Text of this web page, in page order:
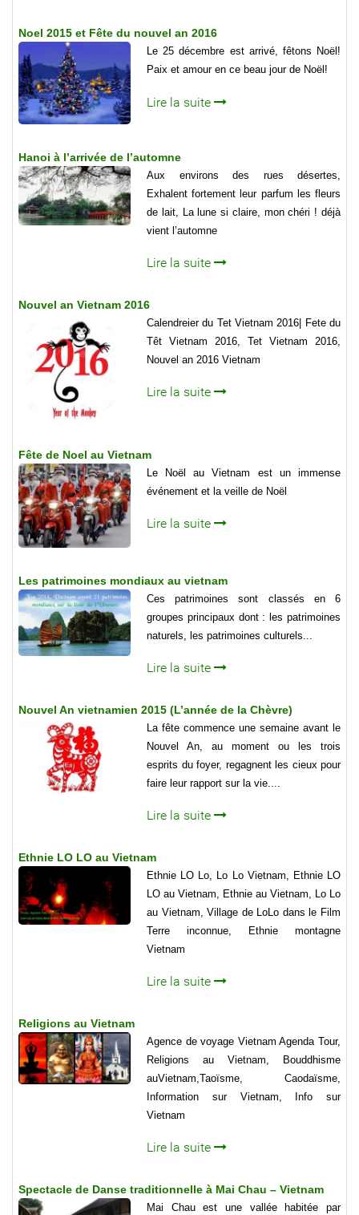
Noel 2015 et Fête du nouvel an 2016
Le 25 décembre est arrivé, fêtons Noël!
Paix et amour en ce beau jour de Noël!
Lire la suite
Hanoi à l’arrivée de l’automne
Aux environs des rues désertes,
Exhalent fortement leur parfum les fleurs
de lait, La lune si claire, mon chéri ! déjà
vient l’automne
Lire la suite
Nouvel an Vietnam 2016
Calendreier du Tet Vietnam 2016| Fete du
Têt Vietnam 2016, Tet Vietnam 2016,
Nouvel an 2016 Vietnam
Lire la suite
Fête de Noel au Vietnam
Le Noël au Vietnam est un immense
événement et la veille de Noël
Lire la suite
Les patrimoines mondiaux au vietnam
Ces patrimoines sont classés en 6
groupes principaux dont : les patrimoines
naturels, les patrimoines culturels...
Lire la suite
Nouvel An vietnamien 2015 (L’année de la Chèvre)
La fête commence une semaine avant le
Nouvel An, au moment ou les trois
esprits du foyer, regagnent les cieux pour
faire leur rapport sur la vie....
Lire la suite
Ethnie LO LO au Vietnam
Ethnie LO Lo, Lo Lo Vietnam, Ethnie LO
LO au Vietnam, Ethnie au Vietnam, Lo Lo
au Vietnam, Village de LoLo dans le Film
Terre inconnue, Ethnie montagne
Vietnam
Lire la suite
Religions au Vietnam
Agence de voyage Vietnam Agenda Tour,
Religions au Vietnam, Bouddhisme
auVietnam,Taoïsme, Caodaïsme,
Information sur Vietnam, Info sur
Vietnam
Lire la suite
Spectacle de Danse traditionnelle à Mai Chau – Vietnam
Mai Chau est une vallée habitée par